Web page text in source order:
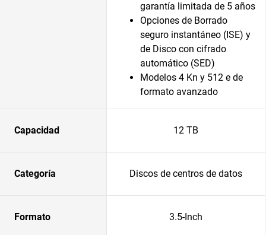
garantía limitada de 5 años
Opciones de Borrado
seguro instantáneo (ISE) y
de Disco con cifrado
automático (SED)
Modelos 4 Kn y 512 e de
formato avanzado
Capacidad 12 TB
Categoría Discos de centros de datos
Formato 3.5-Inch